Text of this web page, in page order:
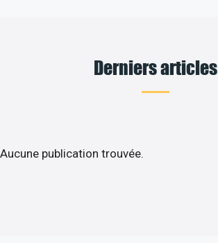
Derniers articles
Aucune publication trouvée.